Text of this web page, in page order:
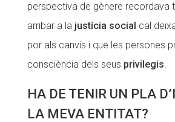
perspectiva de gènere recordava
arribar a la justícia social cal
por als canvis i que les persones
consciència dels seus privilegis.
HA DE TENIR UN PLA
LA MEVA ENTITAT?